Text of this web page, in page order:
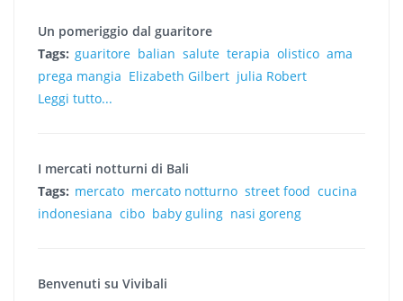
Un pomeriggio dal guaritore
Tags: guaritore balian salute terapia olistico ama
prega mangia Elizabeth Gilbert julia Robert
Leggi tutto...
I mercati notturni di Bali
Tags: mercato mercato notturno street food cucina
indonesiana cibo baby guling nasi goreng
Benvenuti su Vivibali